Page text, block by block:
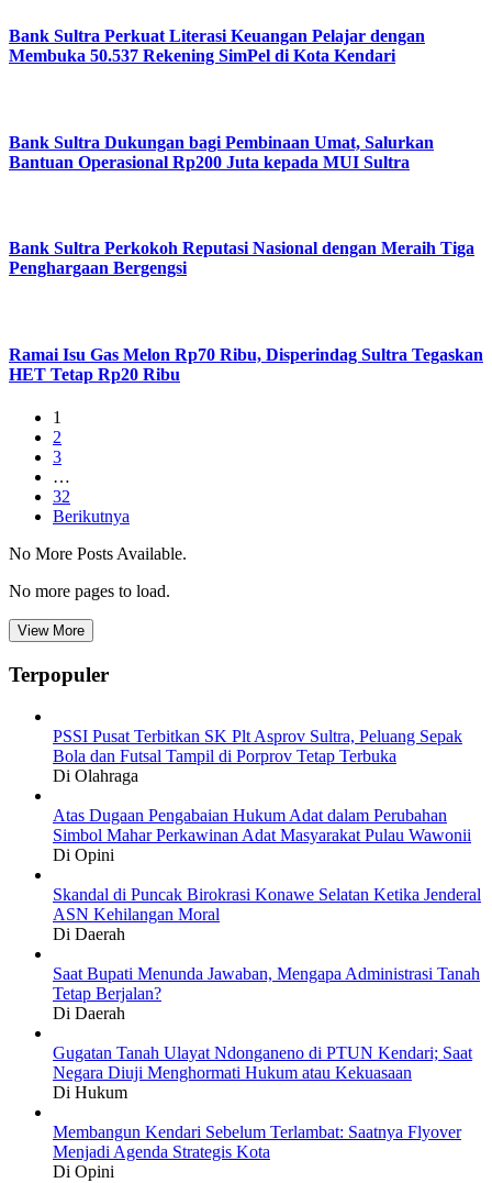
Bank Sultra Perkuat Literasi Keuangan Pelajar dengan
Membuka 50.537 Rekening SimPel di Kota Kendari
Bank Sultra Dukungan bagi Pembinaan Umat, Salurkan
Bantuan Operasional Rp200 Juta kepada MUI Sultra
Bank Sultra Perkokoh Reputasi Nasional dengan Meraih Tiga
Penghargaan Bergengsi
Ramai Isu Gas Melon Rp70 Ribu, Disperindag Sultra Tegaskan
HET Tetap Rp20 Ribu
1
2
3
…
32
Berikutnya
No More Posts Available.
No more pages to load.
View More
Terpopuler
PSSI Pusat Terbitkan SK Plt Asprov Sultra, Peluang Sepak
Bola dan Futsal Tampil di Porprov Tetap Terbuka
Di Olahraga
Atas Dugaan Pengabaian Hukum Adat dalam Perubahan
Simbol Mahar Perkawinan Adat Masyarakat Pulau Wawonii
Di Opini
Skandal di Puncak Birokrasi Konawe Selatan Ketika Jenderal
ASN Kehilangan Moral
Di Daerah
Saat Bupati Menunda Jawaban, Mengapa Administrasi Tanah
Tetap Berjalan?
Di Daerah
Gugatan Tanah Ulayat Ndonganeno di PTUN Kendari; Saat
Negara Diuji Menghormati Hukum atau Kekuasaan
Di Hukum
Membangun Kendari Sebelum Terlambat: Saatnya Flyover
Menjadi Agenda Strategis Kota
Di Opini